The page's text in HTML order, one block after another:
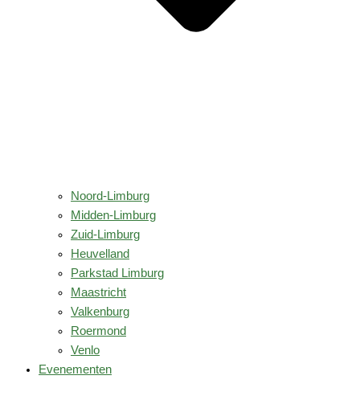
Noord-Limburg
Midden-Limburg
Zuid-Limburg
Heuvelland
Parkstad Limburg
Maastricht
Valkenburg
Roermond
Venlo
Evenementen